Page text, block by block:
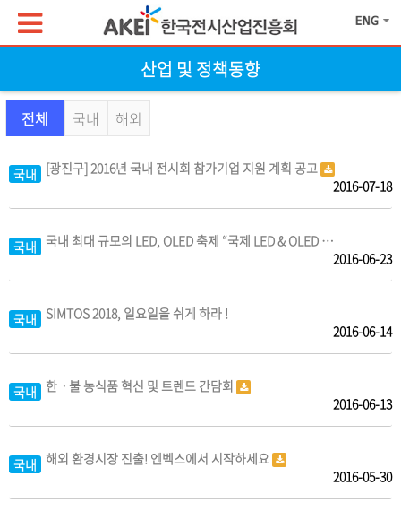
산업 및 정책동향
전체 국내 해외
국내 [광진구] 2016년 국내 전시회 참가기업 지원 계획 공고
2016-07-18
국내 국내 최대 규모의 LED, OLED 축제 “국제 LED & OLED …
2016-06-23
국내 SIMTOS 2018, 일요일을 쉬게 하라 !
2016-06-14
국내 한ㆍ불 농식품 혁신 및 트렌드 간담회
2016-06-13
국내 해외 환경시장 진출! 엔벡스에서 시작하세요
2016-05-30